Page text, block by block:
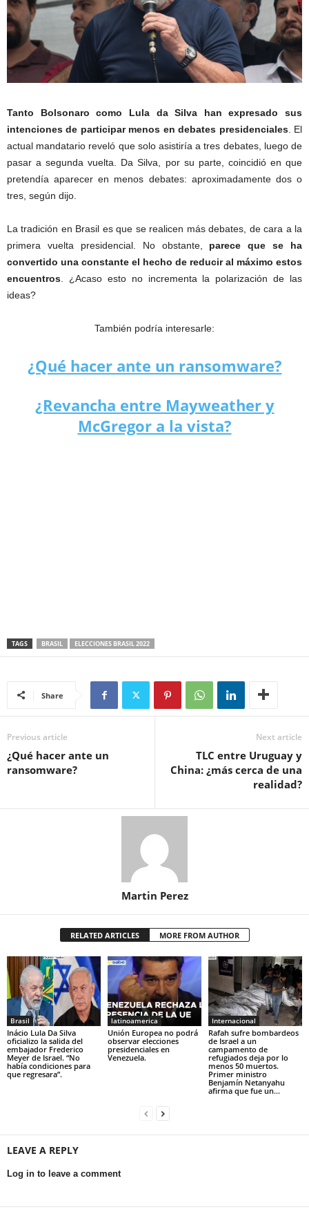
Tanto Bolsonaro como Lula da Silva han expresado sus
intenciones de participar menos en debates presidenciales. El
actual mandatario reveló que solo asistiría a tres debates, luego de
pasar a segunda vuelta. Da Silva, por su parte, coincidió en que
pretendía aparecer en menos debates: aproximadamente dos o
tres, según dijo.
La tradición en Brasil es que se realicen más debates, de cara a la
primera vuelta presidencial. No obstante, parece que se ha
convertido una constante el hecho de reducir al máximo estos
encuentros . ¿Acaso esto no incrementa la polarización de las
ideas?
También podría interesarle:
¿Qué hacer ante un ransomware?
¿Revancha entre Mayweather y
McGregor a la vista?
TAGS BRASIL ELECCIONES BRASIL 2022
Share
Previous article
¿Qué hacer ante un
ransomware?
Next article
TLC entre Uruguay y
China: ¿más cerca de una
realidad?
Martin Perez
RELATED ARTICLES MORE FROM AUTHOR
Brasil
Inácio Lula Da Silva
oficializo la salida del
embajador Frederico
Meyer de Israel. “No
había condiciones para
que regresara”.
latinoamerica
Unión Europea no podrá
observar elecciones
presidenciales en
Venezuela.
Internacional
Rafah sufre bombardeos
de Israel a un
campamento de
refugiados deja por lo
menos 50 muertos.
Primer ministro
Benjamín Netanyahu
afirma que fue un...
LEAVE A REPLY
Log in to leave a comment